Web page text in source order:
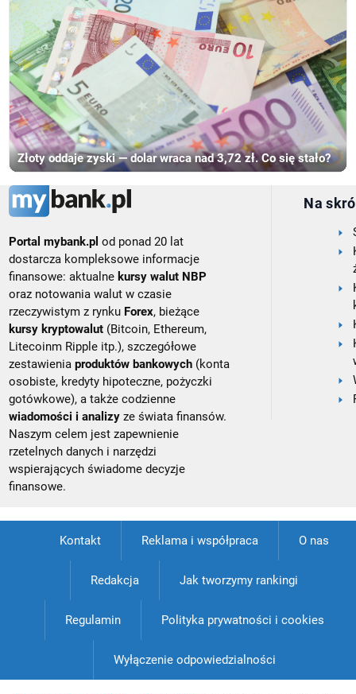
Złoty oddaje zyski — dolar wraca nad 3,72 zł. Co się stało?
Portal mybank.pl od ponad 20 lat
dostarcza kompleksowe informacje
finansowe: aktualne kursy walut NBP
oraz notowania walut w czasie
rzeczywistym z rynku Forex, bieżące
kursy kryptowalut (Bitcoin, Ethereum,
Litecoinm Ripple itp.), szczegółowe
zestawieniaproduktów bankowych (konta
osobiste, kredyty hipoteczne, pożyczki
gotówkowe), a także codzienne
wiadomości i analizy ze świata finansów.
Naszym celem jest zapewnienie
rzetelnych danych i narzędzi
wspierających świadome decyzje
finansowe.
Na
Kontakt Reklama i współpraca O nas
Redakcja Jak tworzymy rankingi
Regulamin Polityka prywatności i cookies
Wyłączenie odpowiedzialności